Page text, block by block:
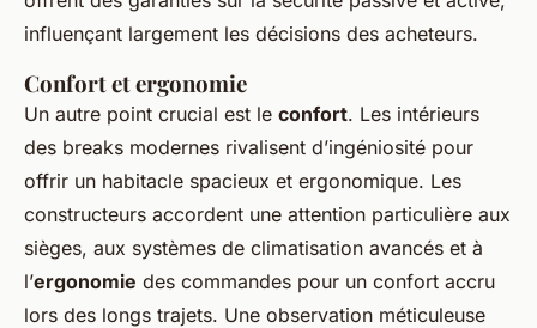
influençant largement les décisions des acheteurs.
Confort et ergonomie
Un autre point crucial est le confort. Les intérieurs
des breaks modernes rivalisent d’ingéniosité pour
offrir un habitacle spacieux et ergonomique. Les
constructeurs accordent une attention particulière aux
sièges, aux systèmes de climatisation avancés et à
l’ergonomie des commandes pour un confort accru
lors des longs trajets. Une observation méticuleuse